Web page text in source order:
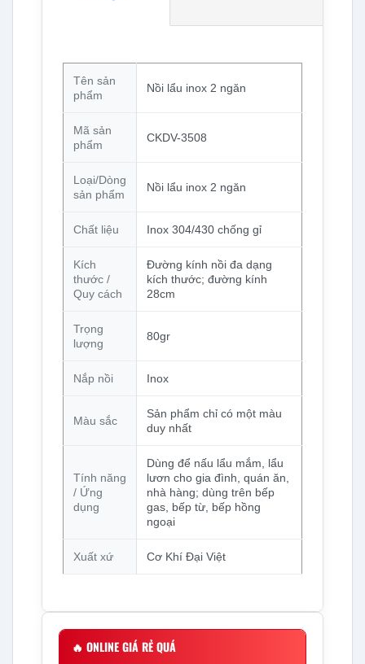
Tên sản
phẩm
Nồi lẩu inox 2 ngăn
Mã sản
phẩm
CKDV-3508
Loại/Dòng
sản phẩm
Nồi lẩu inox 2 ngăn
Chất liệu Inox 304/430 chống gỉ
Kích
thước /
Quy cách
Đường kính nồi đa dạng
kích thước; đường kính
28cm
Trọng
lượng
80gr
Nắp nồi Inox
Màu sắc
Sản phẩm chỉ có một màu
duy nhất
Tính năng
/ Ứng
dụng
Dùng để nấu lẩu mắm, lẩu
lươn cho gia đình, quán ăn,
nhà hàng; dùng trên bếp
gas, bếp từ, bếp hồng
ngoại
Xuất xứ Cơ Khí Đại Việt
🔥 ONLINE GIÁ RẺ QUÁ